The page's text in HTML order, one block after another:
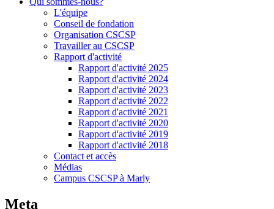
L'équipe
Conseil de fondation
Organisation CSCSP
Travailler au CSCSP
Rapport d'activité
Rapport d'activité 2025
Rapport d'activité 2024
Rapport d'activité 2023
Rapport d'activité 2022
Rapport d'activité 2021
Rapport d'activité 2020
Rapport d'activité 2019
Rapport d'activité 2018
Contact et accès
Médias
Campus CSCSP à Marly
Meta